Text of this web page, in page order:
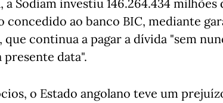
Sodiam investiu 146.264.434 milhões
ao banco BIC, mediante
que continua a pagar a dívida "sem
data".
o Estado angolano teve um